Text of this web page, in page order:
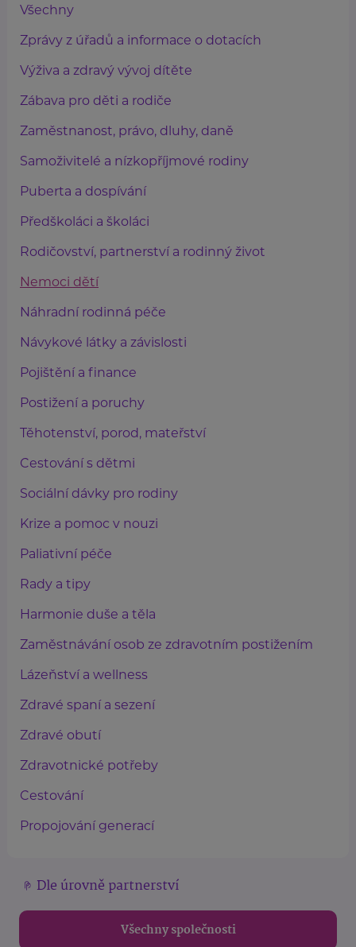
Všechny
Zprávy z úřadů a informace o dotacích
Výživa a zdravý vývoj dítěte
Zábava pro děti a rodiče
Zaměstnanost, právo, dluhy, daně
Samoživitelé a nízkopříjmové rodiny
Puberta a dospívání
Předškoláci a školáci
Rodičovství, partnerství a rodinný život
Nemoci dětí
Náhradní rodinná péče
Návykové látky a závislosti
Pojištění a finance
Postižení a poruchy
Těhotenství, porod, mateřství
Cestování s dětmi
Sociální dávky pro rodiny
Krize a pomoc v nouzi
Paliativní péče
Rady a tipy
Harmonie duše a těla
Zaměstnávání osob ze zdravotním postižením
Lázeňství a wellness
Zdravé spaní a sezení
Zdravé obutí
Zdravotnické potřeby
Cestování
Propojování generací
Dle úrovně partnerství
Všechny společnosti